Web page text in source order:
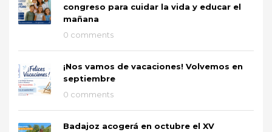
congreso para cuidar la vida y educar el
mañana
0 comments
¡Nos vamos de vacaciones! Volvemos en
septiembre
0 comments
Badajoz acogerá en octubre el XV